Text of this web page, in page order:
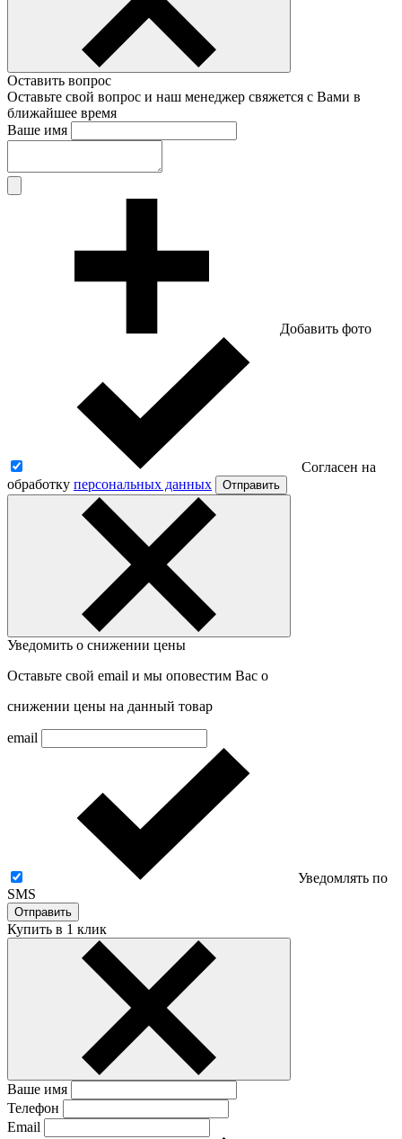
Оставить вопрос
Оставьте свой вопрос и наш менеджер свяжется с Вами в
ближайшее время
Ваше имя
Добавить фото
Согласен на
обработку персональных данных Отправить
Уведомить о снижении цены
Оставьте свой email и мы оповестим Вас о
снижении цены на данный товар
email
Уведомлять по
SMS
Отправить
Купить в 1 клик
Ваше имя
Телефон
Email